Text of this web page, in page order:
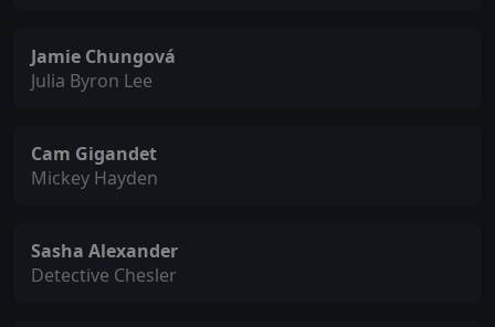
Jamie Chungová
Julia Byron Lee
Cam Gigandet
Mickey Hayden
Sasha Alexander
Detective Chesler